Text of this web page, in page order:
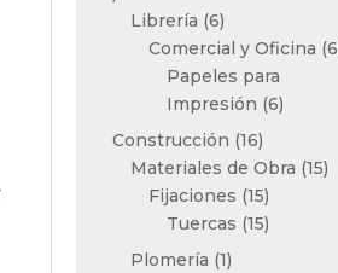
productos
Librería 66
productos
Comercial y Oficina 6
Papeles para
Impresión 66
Construcción 1616
productos
Materiales de Obra 1515
Fijaciones 1515
Tuercas 1515
Plomería 11